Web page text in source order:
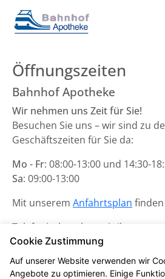
Öffnungszeiten
Bahnhof Apotheke
Wir nehmen uns Zeit für Sie!
Besuchen Sie uns – wir sind zu
Geschäftszeiten für Sie da:
Mo - Fr: 08:00-13:00 und 14:30-
Sa: 09:00-13:00
Mit unserem Anfahrtsplan
Telefonisch stehen wir Ihnen
zur Verfügung.
Unsere Notdienste finden Sie
Cookie Zustimmung
Auf unserer Website verwenden wir
Angebote zu optimieren. Einige